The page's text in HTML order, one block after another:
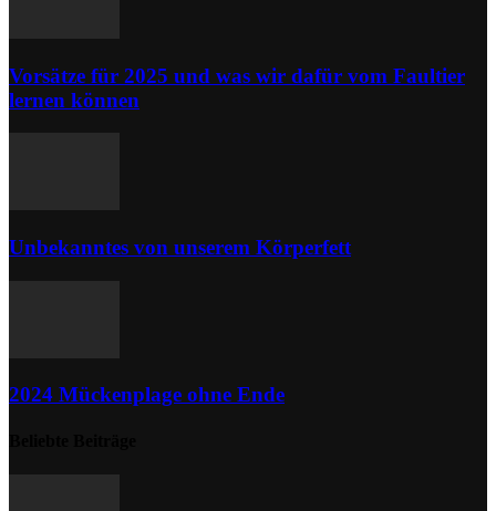
Vorsätze für 2025 und was wir dafür vom Faultier
lernen können
Unbekanntes von unserem Körperfett
2024 Mückenplage ohne Ende